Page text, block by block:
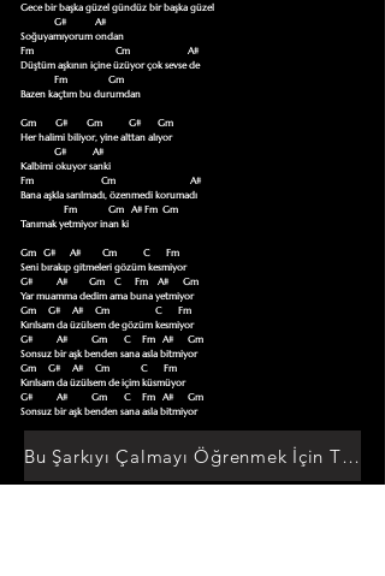
Gece bir başka güzel gündüz bir başka güzel
Soğuyamıyorum ondan
Fm                                  Cm                        A#
Düştüm aşkının içine üzüyor çok sevse de
Bazen kaçtım bu durumdan
Gm        G#        Gm           G#       Gm
Her halimi biliyor, yine alttan alıyor
Kalbimi okuyor sanki
Fm                            Cm                               A#
Bana aşkla sarılmadı, özenmedi korumadı
Tanımak yetmiyor inan ki
Gm   G#      A#         Cm           C       Fm
Seni bırakıp gitmeleri gözüm kesmiyor
G#          A#         Gm    C      Fm    A#      Gm
Yar muamma dedim ama buna yetmiyor
Gm     G#     A#     Cm                   C       Fm
Kırılsam da üzülsem de gözüm kesmiyor
G#          A#          Gm       C     Fm   A#      Gm
Sonsuz bir aşk benden sana asla bitmiyor
Gm     G#     A#     Cm             C       Fm
Kırılsam da üzülsem de içim küsmüyor
G#          A#          Gm       C     Fm   A#      Gm
Sonsuz bir aşk benden sana asla bitmiyor
Bu Şarkıyı Çalmayı Öğrenmek İçin Tıklayın